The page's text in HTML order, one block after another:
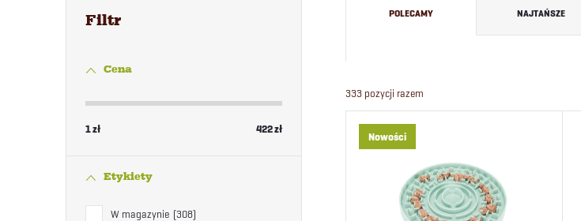
Cena
1zł 422zł
Etykiety
W magazynie 308
r
POLECAMY NAJTAŃSZE
333 pozycji razem
L Nowości